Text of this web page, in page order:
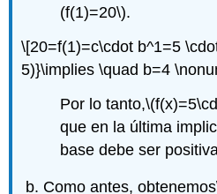
(f(1)=20\).
\[20=f(1)=c\cdot b^1=5
5)}\implies \quad b=4
Por lo tanto,
que en la última
base debe ser
Como antes, obtenemos